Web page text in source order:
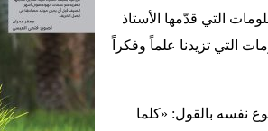
التي قدّمها الأستاذ
التي تزيدنا علماً وفكراً
نفسه بالقول: «كلما